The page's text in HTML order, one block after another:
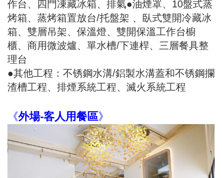
作台、四門凍藏冰箱、排氣●油煙罩、10盤式蒸
烤箱、蒸烤箱置放台/托盤架 、臥式雙開冷藏冰
箱、雙層吊架、保溫燈、雙開保溫工作台櫥
櫃、商用微波爐、單水槽/下連桿、三層餐具整
理台
●其他工程：不锈鋼水溝/鋁製水溝蓋和不锈鋼攔
渣槽工程、排煙系統工程、滅火系統工程
《外場-客人用餐區》